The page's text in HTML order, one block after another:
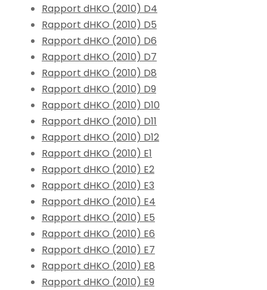
Rapport dHKO (2010) D4
Rapport dHKO (2010) D5
Rapport dHKO (2010) D6
Rapport dHKO (2010) D7
Rapport dHKO (2010) D8
Rapport dHKO (2010) D9
Rapport dHKO (2010) D10
Rapport dHKO (2010) D11
Rapport dHKO (2010) D12
Rapport dHKO (2010) E1
Rapport dHKO (2010) E2
Rapport dHKO (2010) E3
Rapport dHKO (2010) E4
Rapport dHKO (2010) E5
Rapport dHKO (2010) E6
Rapport dHKO (2010) E7
Rapport dHKO (2010) E8
Rapport dHKO (2010) E9